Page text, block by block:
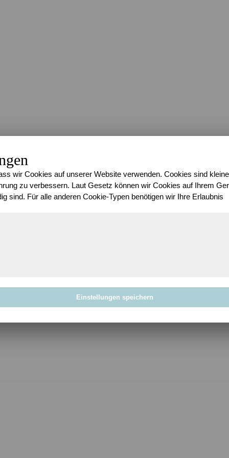
wir Cookies auf unserer Website verwenden. Cookies sind
zu verbessern. Laut Gesetz können wir Cookies auf Ihrem
sind. Für alle anderen Cookie-Typen benötigen wir Ihre Erlaubnis
Einstellungen speichern